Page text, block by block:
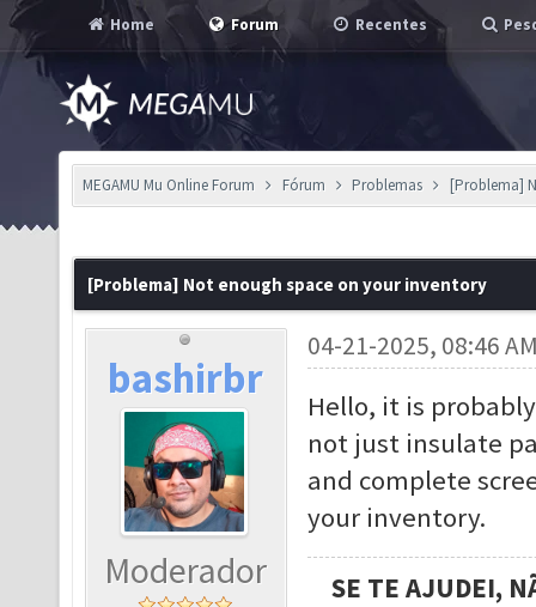
Home Forum Recentes
MEGAMU Mu Online Forum Fórum Problemas [Problema]
[Problema] Not enough space on your inventory
bashirbr
Moderador
04-21-2025, 08:46
Hello, it is
not just insulate
and complete
your inventory.
SE TE AJUDEI,